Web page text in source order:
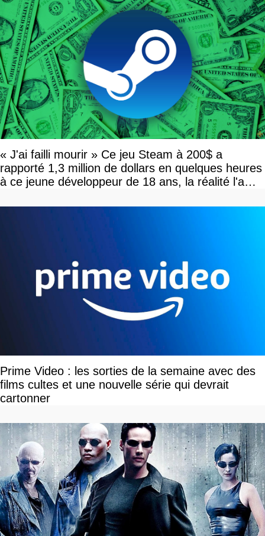
« J'ai failli mourir » Ce jeu Steam à 200$ a
rapporté 1,3 million de dollars en quelques heures
à ce jeune développeur de 18 ans, la réalité l'a
Prime Video : les sorties de la semaine avec des
films cultes et une nouvelle série qui devrait
cartonner